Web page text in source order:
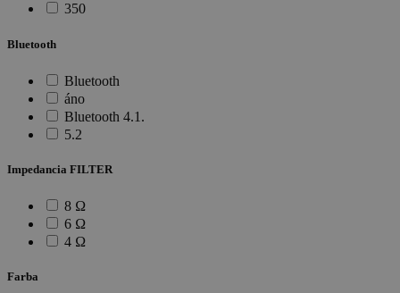
350
Bluetooth
Bluetooth
áno
Bluetooth 4.1.
5.2
Impedancia FILTER
8 Ω
6 Ω
4 Ω
Farba